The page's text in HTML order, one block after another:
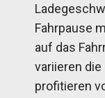
Fahrpause
auf das
variieren
profitieren